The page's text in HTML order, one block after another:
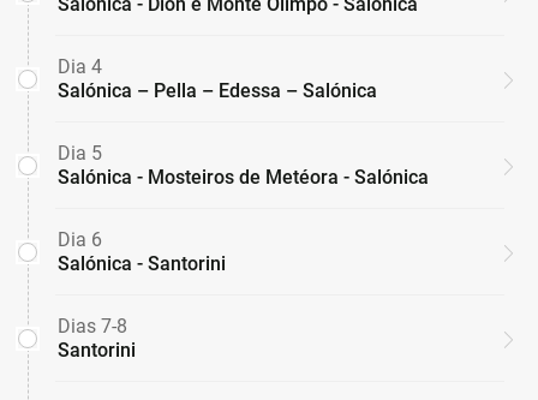
Dia 4
Salónica – Pella – Edessa – Salónica
Dia 5
Salónica - Mosteiros de Metéora - Salónica
Dia 6
Salónica - Santorini
Dias 7-8
Santorini